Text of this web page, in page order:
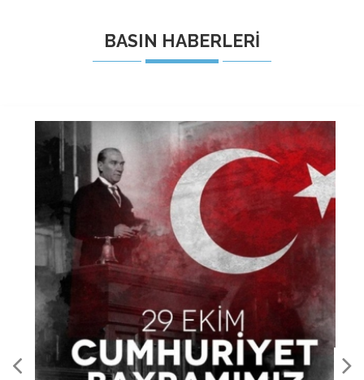
BASIN HABERLERİ
30 AĞUSTOS ZAFER BAYRAMİMİZİN 103. YIL
DÖNÜMÜ KUTLU OLSUN